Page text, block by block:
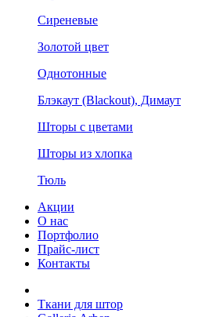
Сиреневые
Золотой цвет
Однотонные
Блэкаут (Blackout), Димаут
Шторы с цветами
Шторы из хлопка
Тюль
Акции
О нас
Портфолио
Прайс-лист
Контакты
Ткани для штор